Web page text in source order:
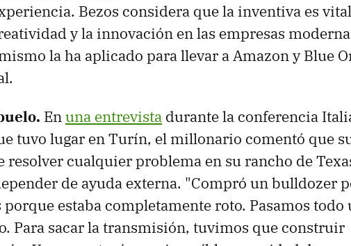
Bezos considera que la inventiva es vital
y la innovación en las empresas
la ha aplicado para llevar a Amazon y Blue
Enuna entrevista durante la conferencia
tuvo lugar en Turín, el millonario comentó que
resolver cualquier problema en su rancho de
de ayuda externa. "Compró un bulldozer
estaba completamente roto. Pasamos todo
Para sacar la transmisión, tuvimos que construir